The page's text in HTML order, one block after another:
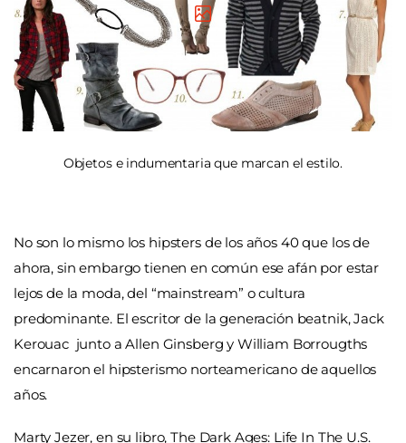
Objetos e indumentaria que marcan el estilo.
No son lo mismo los hipsters de los años 40 que los de
ahora, sin embargo tienen en común ese afán por estar
lejos de la moda, del “mainstream” o cultura
predominante. El escritor de la generación beatnik, Jack
Kerouac junto a Allen Ginsberg y William Borrougths
encarnaron el hipsterismo norteamericano de aquellos
años.
Marty Jezer, en su libro, The Dark Ages: Life In The U.S.